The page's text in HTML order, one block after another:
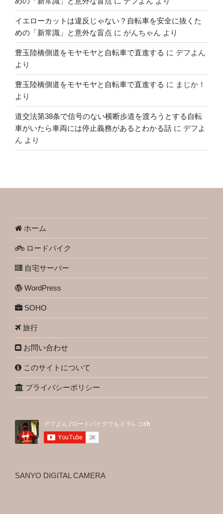
イエローカットは違反じゃない？自転車を安全に抜くた
めの「新常識」と意外な盲点 に がんちゃん より
豊玉陸橋側道をモヤモヤと自転車で直進する に デフよん
より
豊玉陸橋側道をモヤモヤと自転車で直進する に まじか！
より
道交法第38条で信号のない横断歩道を渡ろうとする自転
車がいたら車両には停止義務があるとわかる話 に デフよ
ん より
ホーム
ロードバイク
自宅サーバー
WordPress
SOHO
旅行
お問い合わせ
このサイトについて
プライバシーポリシー
SANYO DIGITAL CAMERA